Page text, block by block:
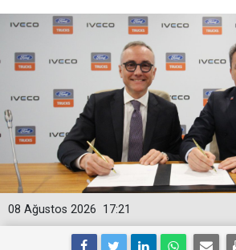
17:21
08 Ağustos 2026